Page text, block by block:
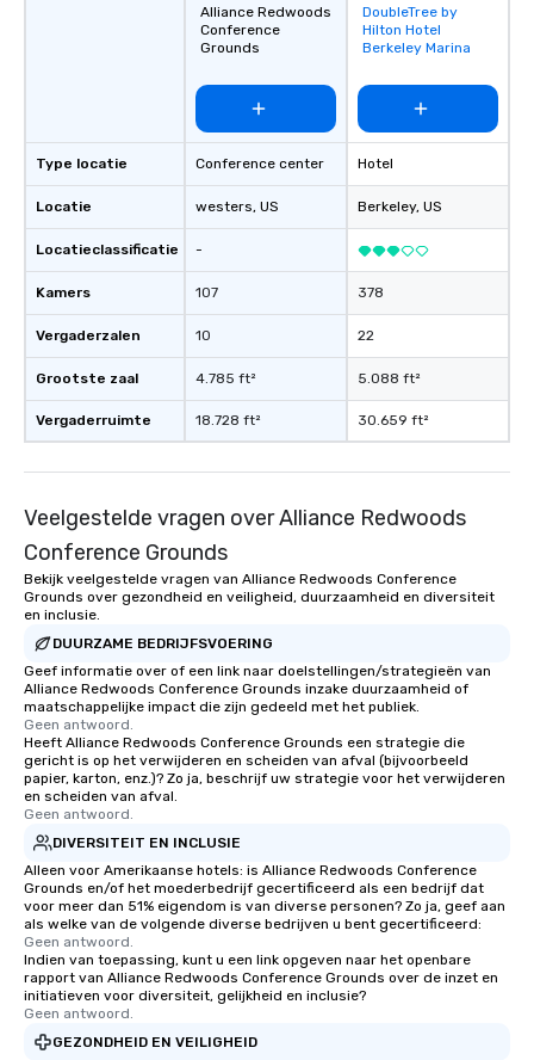
Type locatie
Locatie
Locatieclassificatie
Kamers
Vergaderzalen
Grootste zaal
Vergaderruimte
Alliance Redwoods
Conference
Grounds
Conference center
westers, US
-
107
10
4.785 ft²
18.728 ft²
Removed from
favorites
DoubleTree by
Hilton Hotel
Berkeley Marina
Hotel
Berkeley, US
378
22
5.088 ft²
30.659 ft²
Veelgestelde vragen over Alliance Redwoods
Conference Grounds
Bekijk veelgestelde vragen van Alliance Redwoods Conference
Grounds over gezondheid en veiligheid, duurzaamheid en diversiteit
en inclusie.
DUURZAME BEDRIJFSVOERING
Geef informatie over of een link naar doelstellingen/strategieën van
Alliance Redwoods Conference Grounds inzake duurzaamheid of
maatschappelijke impact die zijn gedeeld met het publiek.
Geen antwoord.
Heeft Alliance Redwoods Conference Grounds een strategie die
gericht is op het verwijderen en scheiden van afval (bijvoorbeeld
papier, karton, enz.)? Zo ja, beschrijf uw strategie voor het verwijderen
en scheiden van afval.
Geen antwoord.
DIVERSITEIT EN INCLUSIE
Alleen voor Amerikaanse hotels: is Alliance Redwoods Conference
Grounds en/of het moederbedrijf gecertificeerd als een bedrijf dat
voor meer dan 51% eigendom is van diverse personen? Zo ja, geef aan
als welke van de volgende diverse bedrijven u bent gecertificeerd:
Geen antwoord.
Indien van toepassing, kunt u een link opgeven naar het openbare
rapport van Alliance Redwoods Conference Grounds over de inzet en
initiatieven voor diversiteit, gelijkheid en inclusie?
Geen antwoord.
GEZONDHEID EN VEILIGHEID